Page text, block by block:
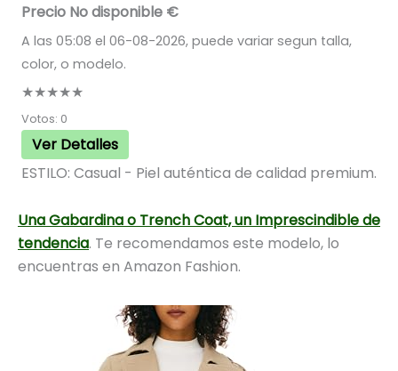
Precio No disponible €
A las 05:08 el 06-08-2026, puede variar segun talla,
color, o modelo.
★★★★★
Votos: 0
Ver Detalles
ESTILO: Casual - Piel auténtica de calidad premium.
Una Gabardina o Trench Coat, un Imprescindible de
tendencia. Te recomendamos este modelo, lo
encuentras en Amazon Fashion.